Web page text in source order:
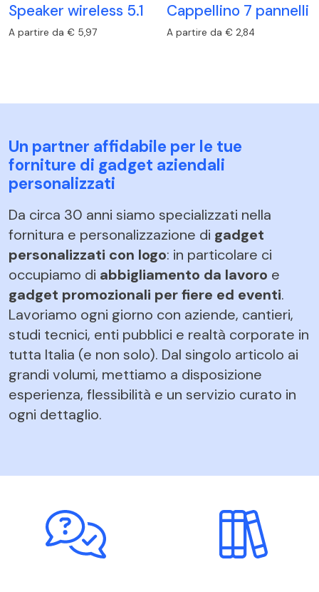
Speaker wireless 5.1
A partire da € 5,97
Cappellino 7 pannelli
A partire da € 2,84
Un partner affidabile per le tue
forniture di gadget aziendali
personalizzati
Da circa 30 anni siamo specializzati nella
fornitura e personalizzazione di gadget
personalizzati con logo: in particolare ci
occupiamo di abbigliamento da lavoro e
gadget promozionali per fiere ed eventi.
Lavoriamo ogni giorno con aziende, cantieri,
studi tecnici, enti pubblici e realtà corporate in
tutta Italia (e non solo). Dal singolo articolo ai
grandi volumi, mettiamo a disposizione
esperienza, flessibilità e un servizio curato in
ogni dettaglio.